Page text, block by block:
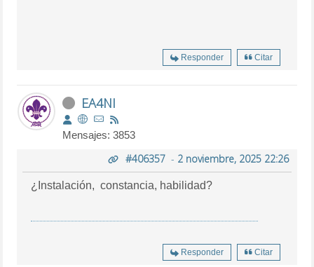
Responder Citar
EA4NI
Mensajes: 3853
#406357- 2 noviembre, 2025 22:26
¿Instalación, constancia, habilidad?
Responder Citar